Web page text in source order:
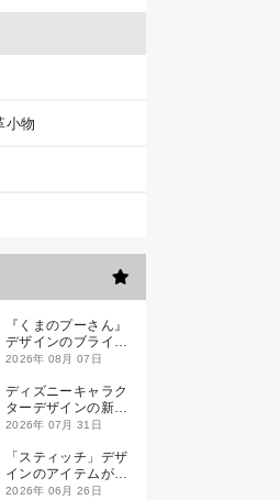
小物
『くまのプーさん』
デザインのブライン
ドミニハンドタオル
2026年 08月 07日
ディズニーキャラク
ターデザインの新作
シールが一挙発売
2026年 07月 31日
「スティッチ」デザ
インのアイテムが新
登場です
2026年 06月 26日